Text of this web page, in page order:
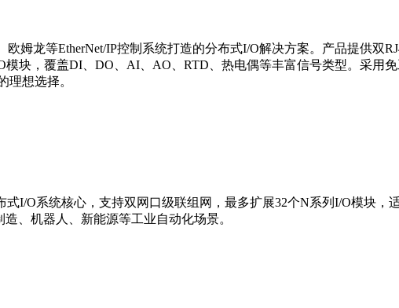
欧姆龙等EtherNet/IP控制系统打造的分布式I/O解决方案。产品提供双
块，覆盖DI、DO、AI、AO、RTD、热电偶等丰富信号类型。采用
理想选择。
I/O系统核心，支持双网口级联组网，最多扩展32个N系列I/O模块，
、机器人、新能源等工业自动化场景。